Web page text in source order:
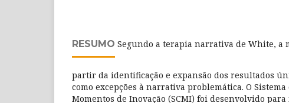
RESUMO Segundo a terapia narrativa de White, a
partir da identificação e expansão dos resultados
como excepções à narrativa problemática. O Sistema
Momentos de Inovação (SCMI) foi desenvolvido